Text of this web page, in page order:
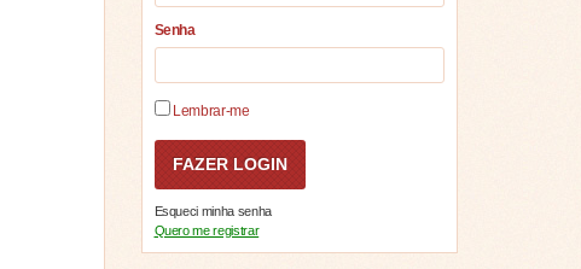
Senha
Lembrar-me
Esqueci minha senha
Quero me registrar